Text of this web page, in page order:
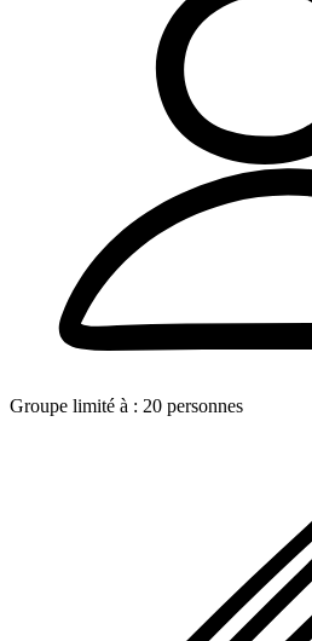
Groupe limité à : 20 personnes